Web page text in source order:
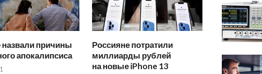
причины
апокалипсиса
Россияне потратили
миллиарды рублей
на новые iPhone 13